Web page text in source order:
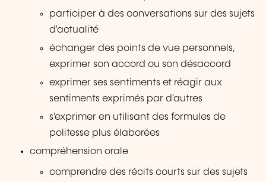
participer à des conversations sur des sujets
d'actualité
échanger des points de vue personnels,
exprimer son accord ou son désaccord
exprimer ses sentiments et réagir aux
sentiments exprimés par d'autres
s'exprimer en utilisant des formules de
politesse plus élaborées
compréhension orale
comprendre des récits courts sur des sujets